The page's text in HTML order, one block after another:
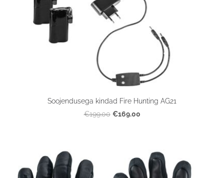
Soojendusega kindad Fire Hunting AG21
€199.00 €169.00